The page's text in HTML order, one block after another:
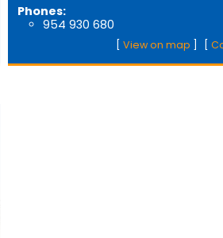
Phones:
954 930 680
View on map